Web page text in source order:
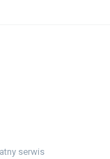
serwis